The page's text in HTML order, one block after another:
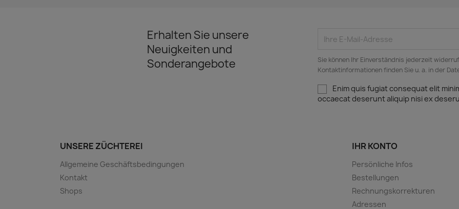
Erhalten Sie unsere
Neuigkeiten und
Sonderangebote
Sie können Ihr Einverständnis jederzeit
Kontaktinformationen finden Sie u. a. in der
Enim quis fugiat consequat elit
occaecat deserunt aliquip nisi ex
UNSERE ZÜCHTEREI
Allgemeine Geschäftsbedingungen
Kontakt
Shops
IHR KONTO
Persönliche Infos
Bestellungen
Rechnungskorrekturen
Adressen